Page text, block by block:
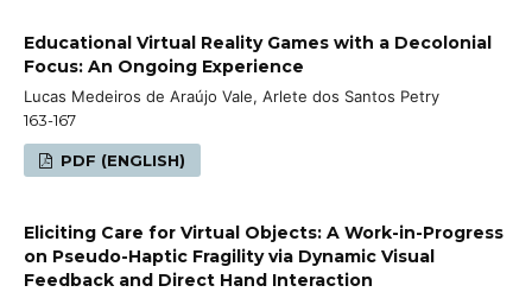
Educational Virtual Reality Games with a Decolonial
Focus: An Ongoing Experience
Lucas Medeiros de Araújo Vale, Arlete dos Santos Petry
163-167
PDF (ENGLISH)
Eliciting Care for Virtual Objects: A Work-in-Progress
on Pseudo-Haptic Fragility via Dynamic Visual
Feedback and Direct Hand Interaction